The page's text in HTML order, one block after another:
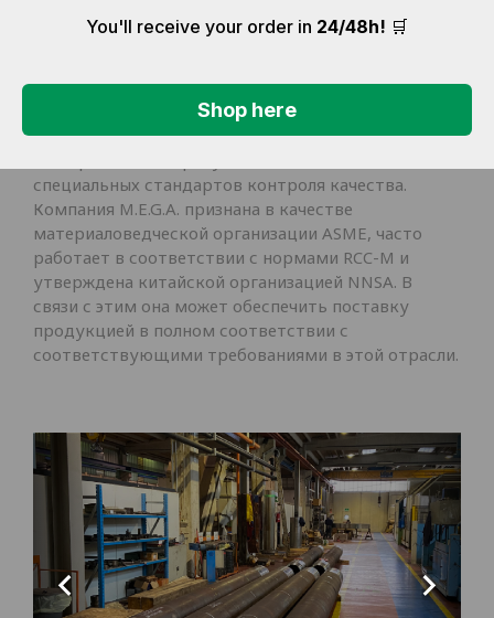
Атомные электростанции
Производство изделий для атомных
специальных стандартов контроля качества.
Компания M.E.G.A. признана в качестве
материаловедческой организации ASME, часто
работает в соответствии с нормами RCC-M и
утверждена китайской организацией NNSA. В
связи с этим она может обеспечить поставку
продукцией в полном соответствии с
соответствующими требованиями в этой отрасли.
You'll receive your order in 24/48h! 🛒
Shop here